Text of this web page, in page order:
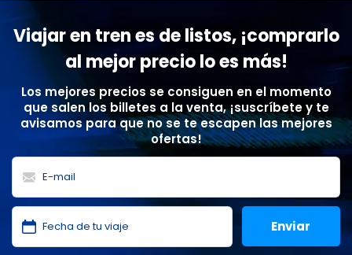
Viajar en tren es de listos, ¡comprarlo
al mejor precio lo es más!
Los mejores precios se consiguen en el momento
que salen los billetes a la venta, ¡suscríbete y te
avisamos para que no se te escapen las mejores
ofertas!